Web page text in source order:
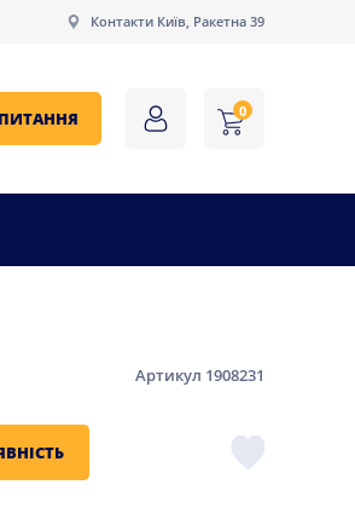
Контакти Київ, Ракетна 39
0
Артикул 1908231